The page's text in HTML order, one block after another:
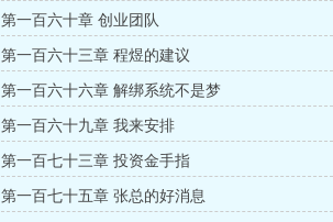
第一百六十章 创业团队
第一百六十三章 程煜的建议
第一百六十六章 解绑系统不是梦
第一百六十九章 我来安排
第一百七十三章 投资金手指
第一百七十五章 张总的好消息